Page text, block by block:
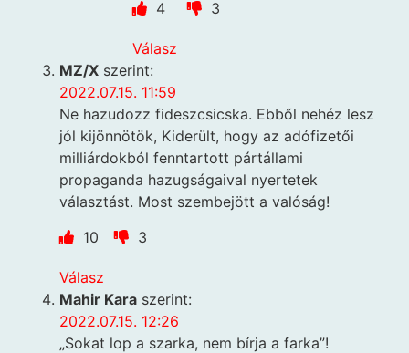
4 3
Válasz
MZ/X szerint:
2022.07.15. 11:59
Ne hazudozz fideszcsicska. Ebből nehéz lesz
jól kijönnötök, Kiderült, hogy az adófizetői
milliárdokból fenntartott pártállami
propaganda hazugságaival nyertetek
választást. Most szembejött a valóság!
10
3
Válasz
Mahir Kara szerint:
2022.07.15. 12:26
„Sokat lop a szarka, nem bírja a farka”!